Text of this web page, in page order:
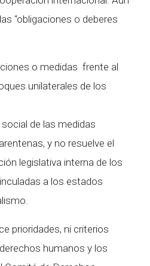
“obligaciones o deberes
o medidas frente al
unilaterales de los
de las medidas
y no resuelve el
legislativa interna de los
a los estados
prioridades, ni criterios
humanos y los